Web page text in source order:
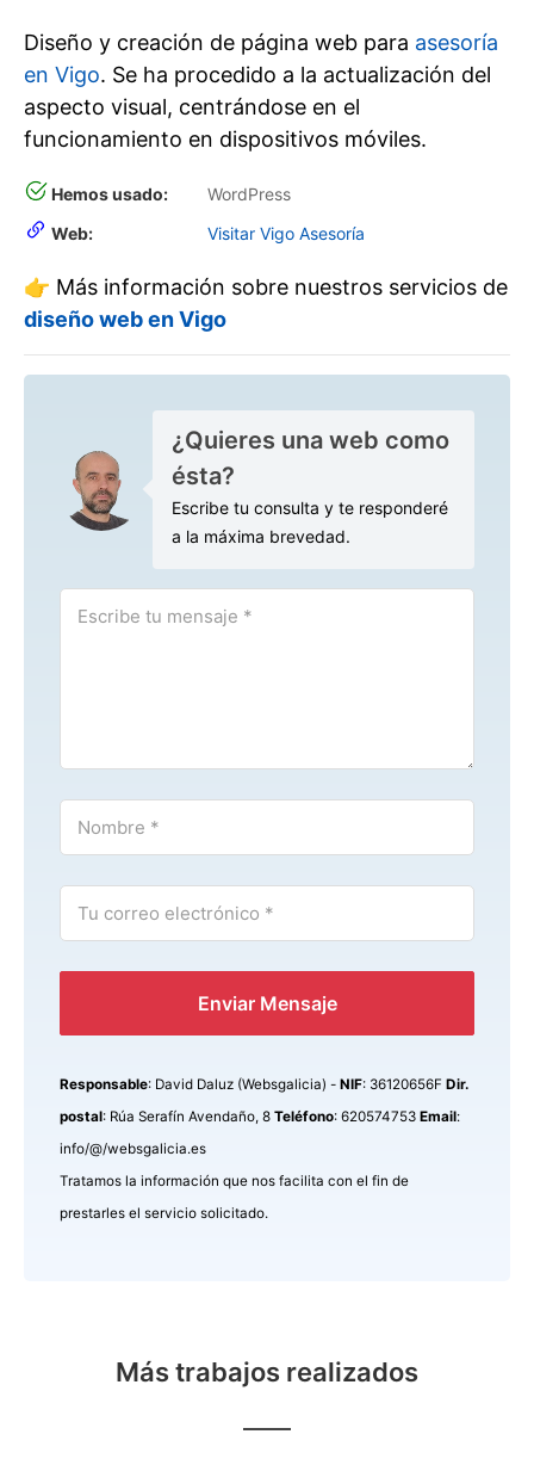
Diseño y creación de página web para asesoría
en Vigo. Se ha procedido a la actualización del
aspecto visual, centrándose en el
funcionamiento en dispositivos móviles.
Hemos usado:
WordPress
Web:
Visitar Vigo Asesoría
👉 Más información sobre nuestros servicios de
diseño web en Vigo
¿Quieres una web como
ésta?
Escribe tu consulta y te responderé
a la máxima brevedad.
Enviar Mensaje
Responsable: David Daluz (Websgalicia) - NIF: 36120656F Dir.
postal: Rúa Serafín Avendaño, 8 Teléfono: 620574753 Email:
info/@/websgalicia.es
Tratamos la información que nos facilita con el fin de
prestarles el servicio solicitado.
Más trabajos realizados